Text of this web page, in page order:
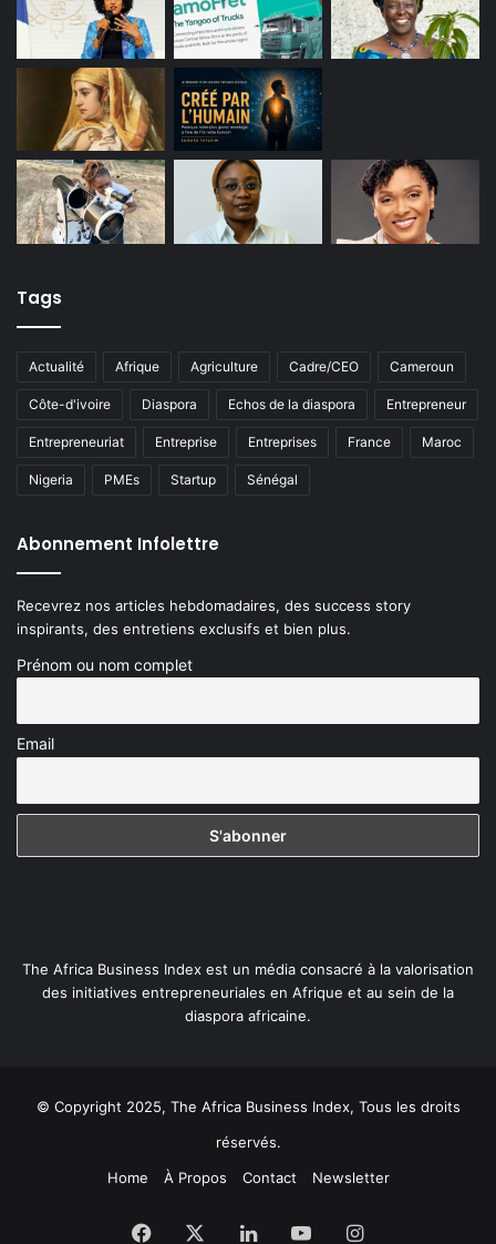
Tags
Actualité Afrique Agriculture Cadre/CEO Cameroun
Côte-d'ivoire Diaspora Echos de la diaspora Entrepreneur
Entrepreneuriat Entreprise Entreprises France Maroc
Nigeria PMEs Startup Sénégal
Abonnement Infolettre
Recevrez nos articles hebdomadaires, des success story
inspirants, des entretiens exclusifs et bien plus.
Prénom ou nom complet
Email
The Africa Business Index est un média consacré à la valorisation
des initiatives entrepreneuriales en Afrique et au sein de la
diaspora africaine.
© Copyright 2025, The Africa Business Index, Tous les droits
réservés.
Home
À Propos Contact Newsletter
Facebook LinkedinYouTubeInstagram